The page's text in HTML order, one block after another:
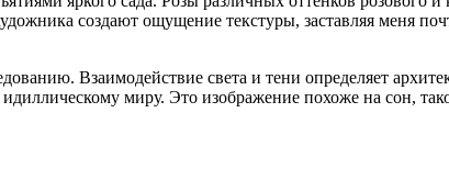
создают ощущение текстуры, заставляя меня
Взаимодействие света и тени определяет
миру. Это изображение похоже на сон,